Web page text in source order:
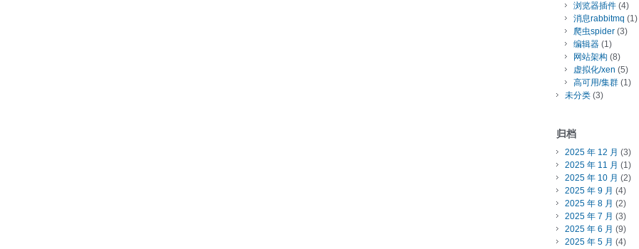
浏览器插件 (4)
消息rabbitmq (1)
爬虫spider (3)
编辑器 (1)
网站架构 (8)
虚拟化/xen (5)
高可用/集群 (1)
未分类 (3)
归档
2025 年 12 月 (3)
2025 年 11 月 (1)
2025 年 10 月 (2)
2025 年 9 月 (4)
2025 年 8 月 (2)
2025 年 7 月 (3)
2025 年 6 月 (9)
2025 年 5 月 (4)